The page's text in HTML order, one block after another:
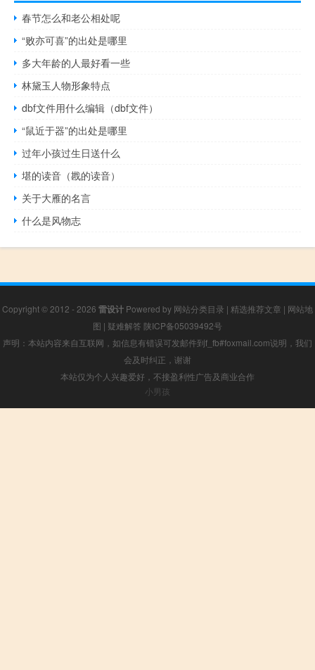
春节怎么和老公相处呢
“败亦可喜”的出处是哪里
多大年龄的人最好看一些
林黛玉人物形象特点
dbf文件用什么编辑（dbf文件）
“鼠近于器”的出处是哪里
过年小孩过生日送什么
堪的读音（戡的读音）
关于大雁的名言
什么是风物志
Copyright © 2012 - 2026 雷设计 Powered by 网站分类目录 | 精选推荐文章 | 网站地
图 | 疑难解答 陕ICP备05039492号
声明：本站内容来自互联网，如信息有错误可发邮件到f_fb#foxmail.com说明，我们
会及时纠正，谢谢
本站仅为个人兴趣爱好，不接盈利性广告及商业合作
小男孩